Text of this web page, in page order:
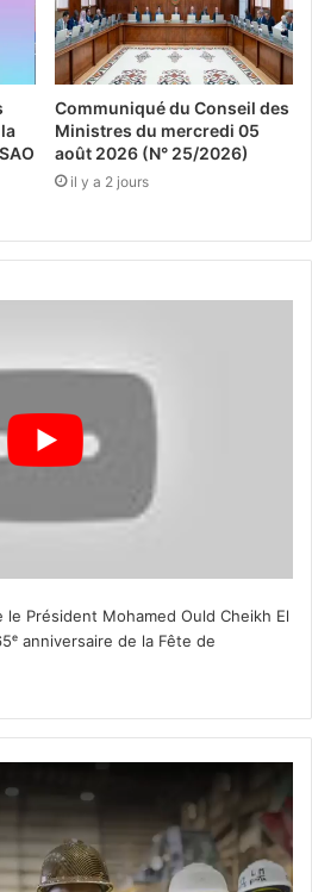
Communiqué du Conseil des
Ministres du mercredi 05
août 2026 (N° 25/2026)
il y a 2 jours
le Président Mohamed Ould Cheikh El
anniversaire de la Fête de